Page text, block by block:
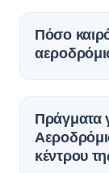
Πόσο
Πράγματα
κέντρου